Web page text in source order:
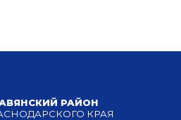
РАЙОН
КРАЯ